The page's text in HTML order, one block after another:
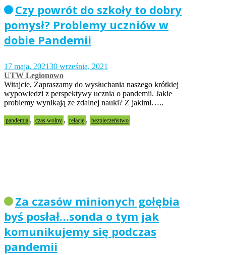
Czy powrót do szkoły to dobry
pomysł? Problemy uczniów w
dobie Pandemii
17 maja, 202130 września, 2021
UTW Legionowo
Witajcie, Zapraszamy do wysłuchania naszego krótkiej
wypowiedzi z perspektywy ucznia o pandemii. Jakie
problemy wynikają ze zdalnej nauki? Z jakimi…..
pandemia , czas wolny , relacje , bezpieczeństwo
Za czasów minionych gołębia
byś posłał…sonda o tym jak
komunikujemy się podczas
pandemii